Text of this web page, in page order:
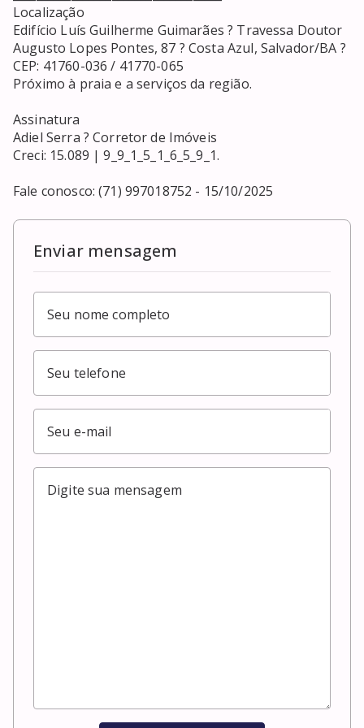
Localização
Edifício Luís Guilherme Guimarães ? Travessa Doutor
Augusto Lopes Pontes, 87 ? Costa Azul, Salvador/BA ?
CEP: 41760-036 / 41770-065
Próximo à praia e a serviços da região.
Assinatura
Adiel Serra ? Corretor de Imóveis
Creci: 15.089 | 9_9_1_5_1_6_5_9_1.
Fale conosco: (71) 997018752 - 15/10/2025
Enviar mensagem